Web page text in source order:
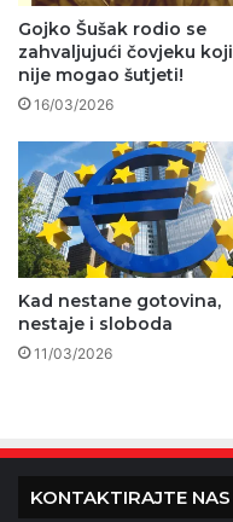
Gojko Šušak rodio se
zahvaljujući čovjeku koji
nije mogao šutjeti!
16/03/2026
Kad nestane gotovina,
nestaje i sloboda
11/03/2026
KONTAKTIRAJTE NAS